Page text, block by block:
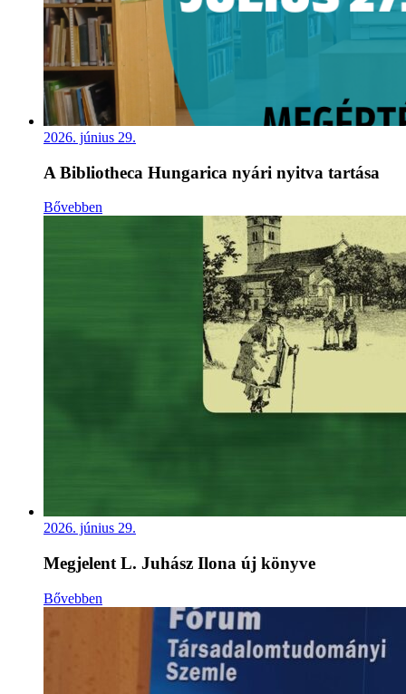
2026. június 29.
A Bibliotheca Hungarica nyári nyitva tartása
Bővebben
2026. június 29.
Megjelent L. Juhász Ilona új könyve
Bővebben